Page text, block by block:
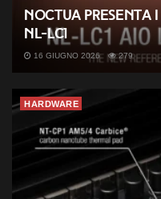
Noctua presenta i
NL-LC1
16 GIUGNO 2026 279
HARDWARE